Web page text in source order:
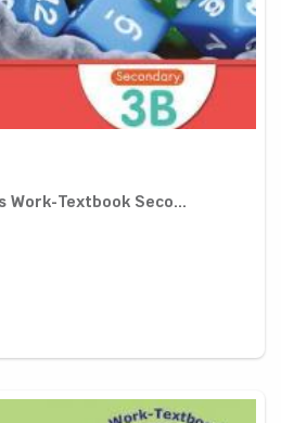
Work-Textbook Seco...